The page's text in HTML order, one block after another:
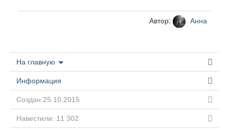
Автор: Анна
На главную
Информация
Создан:25.10.2015
Навестили: 11 302